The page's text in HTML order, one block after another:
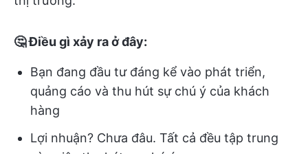
🤔 Điều gì xảy ra ở đây:
Bạn đang đầu tư đáng kể vào phát triển,
quảng cáo và thu hút sự chú ý của khách
hàng
Lợi nhuận? Chưa đâu. Tất cả đều tập trung